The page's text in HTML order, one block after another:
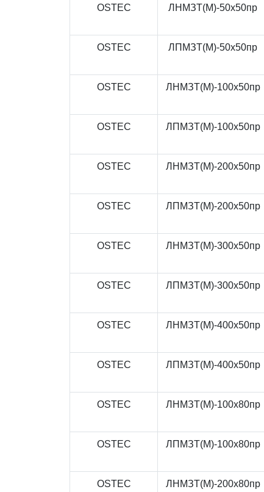
OSTEC ЛНМЗТ(М)-50x50пр
OSTEC ЛПМЗТ(М)-50x50пр
OSTEC ЛНМЗТ(М)-100x50пр
OSTEC ЛПМЗТ(М)-100x50пр
OSTEC ЛНМЗТ(М)-200x50пр
OSTEC ЛПМЗТ(М)-200x50пр
OSTEC ЛНМЗТ(М)-300x50пр
OSTEC ЛПМЗТ(М)-300x50пр
OSTEC ЛНМЗТ(М)-400x50пр
OSTEC ЛПМЗТ(М)-400x50пр
OSTEC ЛНМЗТ(М)-100x80пр
OSTEC ЛПМЗТ(М)-100x80пр
OSTEC ЛНМЗТ(М)-200x80пр